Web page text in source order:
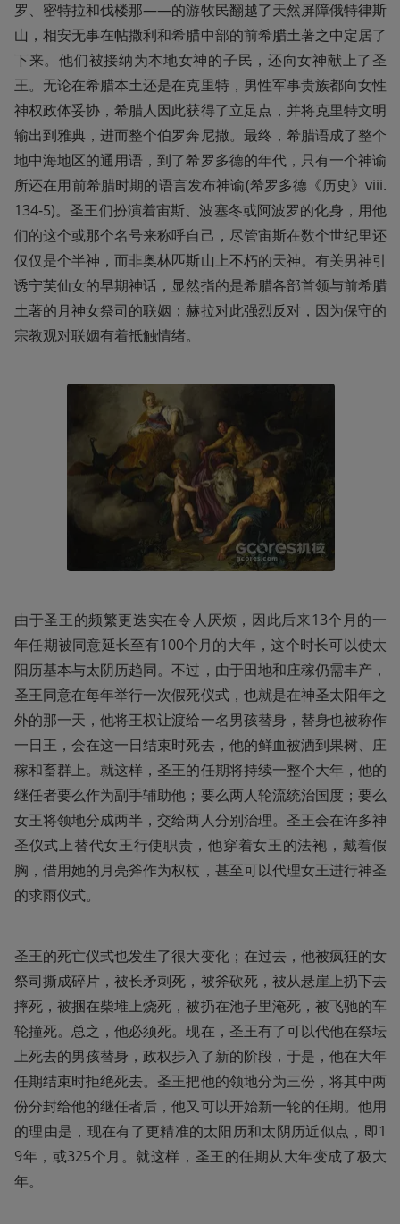
罗、密特拉和伐楼那——的游牧民翻越了天然屏障俄特律斯
山，相安无事在帖撒利和希腊中部的前希腊土著之中定居了
下来。他们被接纳为本地女神的子民，还向女神献上了圣
王。无论在希腊本土还是在克里特，男性军事贵族都向女性
神权政体妥协，希腊人因此获得了立足点，并将克里特文明
输出到雅典，进而整个伯罗奔尼撒。最终，希腊语成了整个
地中海地区的通用语，到了希罗多德的年代，只有一个神谕
所还在用前希腊时期的语言发布神谕(希罗多德《历史》viii.
134-5)。圣王们扮演着宙斯、波塞冬或阿波罗的化身，用他
们的这个或那个名号来称呼自己，尽管宙斯在数个世纪里还
仅仅是个半神，而非奥林匹斯山上不朽的天神。有关男神引
诱宁芙仙女的早期神话，显然指的是希腊各部首领与前希腊
土著的月神女祭司的联姻；赫拉对此强烈反对，因为保守的
宗教观对联姻有着抵触情绪。
由于圣王的频繁更迭实在令人厌烦，因此后来13个月的一
年任期被同意延长至有100个月的大年，这个时长可以使太
阳历基本与太阴历趋同。不过，由于田地和庄稼仍需丰产，
圣王同意在每年举行一次假死仪式，也就是在神圣太阳年之
外的那一天，他将王权让渡给一名男孩替身，替身也被称作
一日王，会在这一日结束时死去，他的鲜血被洒到果树、庄
稼和畜群上。就这样，圣王的任期将持续一整个大年，他的
继任者要么作为副手辅助他；要么两人轮流统治国度；要么
女王将领地分成两半，交给两人分别治理。圣王会在许多神
圣仪式上替代女王行使职责，他穿着女王的法袍，戴着假
胸，借用她的月亮斧作为权杖，甚至可以代理女王进行神圣
的求雨仪式。
圣王的死亡仪式也发生了很大变化；在过去，他被疯狂的女
祭司撕成碎片，被长矛刺死，被斧砍死，被从悬崖上扔下去
摔死，被捆在柴堆上烧死，被扔在池子里淹死，被飞驰的车
轮撞死。总之，他必须死。现在，圣王有了可以代他在祭坛
上死去的男孩替身，政权步入了新的阶段，于是，他在大年
任期结束时拒绝死去。圣王把他的领地分为三份，将其中两
份分封给他的继任者后，他又可以开始新一轮的任期。他用
的理由是，现在有了更精准的太阳历和太阴历近似点，即1
9年，或325个月。就这样，圣王的任期从大年变成了极大
年。